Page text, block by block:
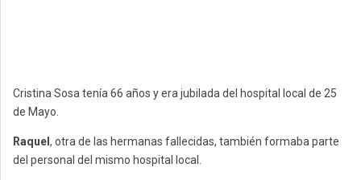
Cristina Sosa tenía 66 años y era jubilada del hospital local de 25
de Mayo.
Raquel , otra de las hermanas fallecidas, también formaba parte
del personal del mismo hospital local.